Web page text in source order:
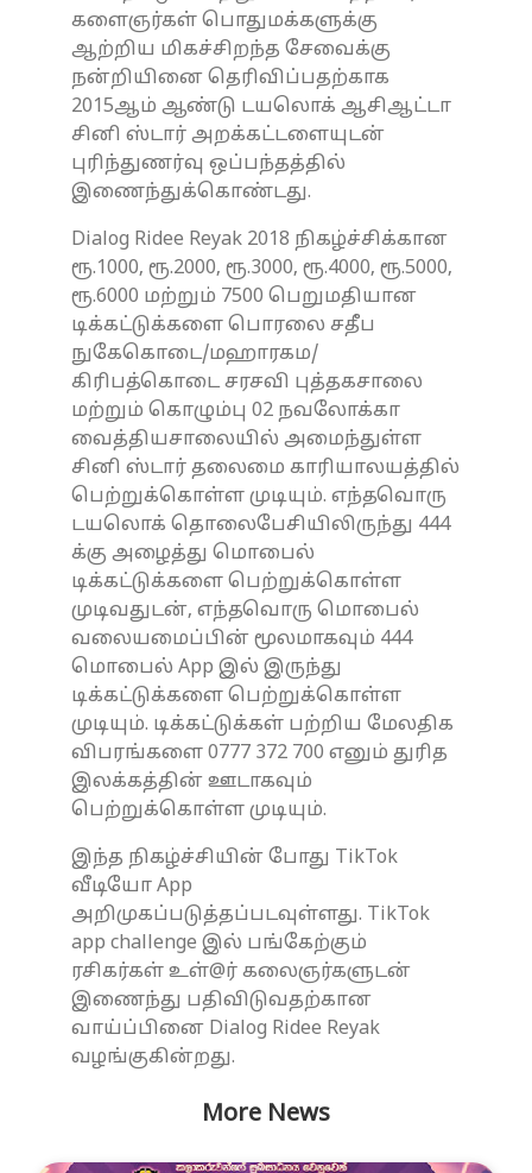
களைஞர்கள் பொதுமக்களுக்கு
ஆற்றிய மிகச்சிறந்த சேவைக்கு
நன்றியினை தெரிவிப்பதற்காக
2015ஆம் ஆண்டு டயலொக் ஆசிஆட்டா
சினி ஸ்டார் அறக்கட்டளையுடன்
புரிந்துணர்வு ஒப்பந்தத்தில்
இணைந்துக்கொண்டது.
Dialog Ridee Reyak 2018 நிகழ்ச்சிக்கான
ரூ.1000, ரூ.2000, ரூ.3000, ரூ.4000, ரூ.5000,
ரூ.6000 மற்றும் 7500 பெறுமதியான
டிக்கட்டுக்களை பொரலை சதீப
நுகேகொடை/மஹாரகம/
கிரிபத்கொடை சரசவி புத்தகசாலை
மற்றும் கொழும்பு 02 நவலோக்கா
வைத்தியசாலையில் அமைந்துள்ள
சினி ஸ்டார் தலைமை காரியாலயத்தில்
பெற்றுக்கொள்ள முடியும். எந்தவொரு
டயலொக் தொலைபேசியிலிருந்து 444
க்கு அழைத்து மொபைல்
டிக்கட்டுக்களை பெற்றுக்கொள்ள
முடிவதுடன், எந்தவொரு மொபைல்
வலையமைப்பின் மூலமாகவும் 444
மொபைல் App இல் இருந்து
டிக்கட்டுக்களை பெற்றுக்கொள்ள
முடியும். டிக்கட்டுக்கள் பற்றிய மேலதிக
விபரங்களை 0777 372 700 எனும் துரித
இலக்கத்தின் ஊடாகவும்
பெற்றுக்கொள்ள முடியும்.
இந்த நிகழ்ச்சியின் போது TikTok
வீடியோ App
அறிமுகப்படுத்தப்படவுள்ளது. TikTok
app challenge இல் பங்கேற்கும்
ரசிகர்கள் உள்@ர் கலைஞர்களுடன்
இணைந்து பதிவிடுவதற்கான
வாய்ப்பினை Dialog Ridee Reyak
வழங்குகின்றது.
More News